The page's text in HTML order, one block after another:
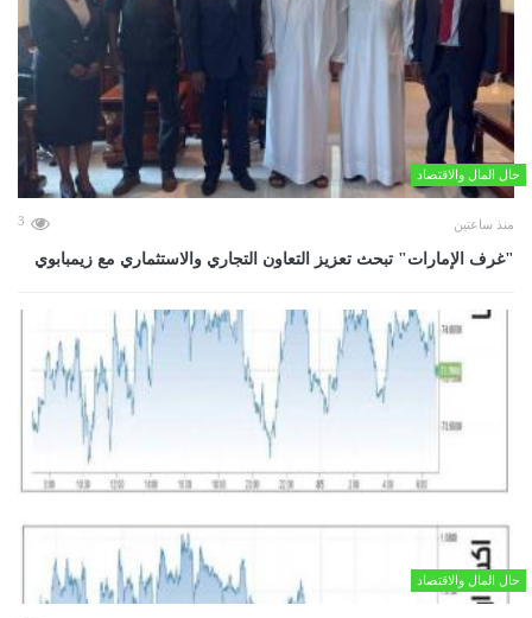
حال المال والاقتصاد
منذ ساعتين 3
"غرف الإمارات" تبحث تعزيز التعاون التجاري والاستثماري مع زيمبابوي
حال المال والاقتصاد